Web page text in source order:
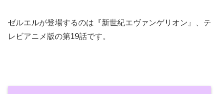
ゼルエルが登場するのは『新世紀エヴァンゲリオン』、テ
レビアニメ版の第19話です。